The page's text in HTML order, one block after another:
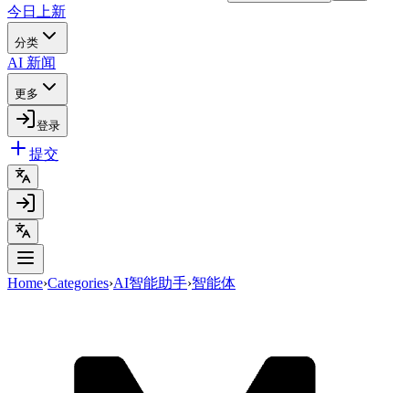
今日上新
分类
AI 新闻
更多
登录
提交
Home›Categories›AI智能助手›智能体